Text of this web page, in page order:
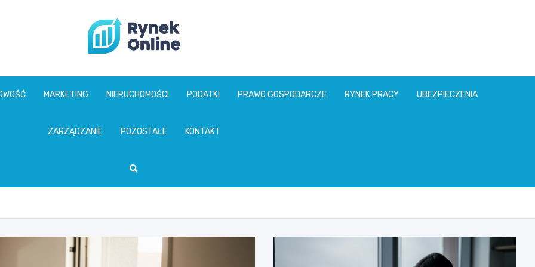
www.rynekonline.pl
MARKETING NIERUCHOMOŚCI PODATKI PRAWO GOSPODARCZE RYNEK PRACY UBEZPIECZENIA
ZARZĄDZANIE POZOSTAŁE KONTAKT